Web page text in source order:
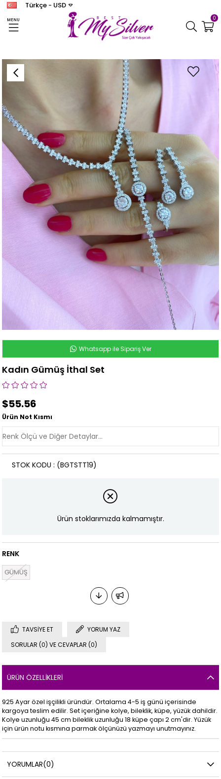
MENU
Türkçe - USD
0
Kadın Gümüş İthal Set
Whatsapp ile Sipariş Ver
Kadın Gümüş İthal Set
$55.56
Ürün Not Kısmı
(BGTSTT19)
STOK KODU
Ürün stoklarımızda kalmamıştır.
RENK
GÜMÜŞ
TAVSIYE ET
YORUM YAZ
SORULAR (0) VE CEVAPLAR (0)
ÜRÜN ÖZELLIKLERI
925 Ayar özel işçilikli üründür. Ortalama 4-5 iş günü içerisinde
kargoya teslim edilir. Set içeriğine kolye, bileklik, küpe, yüzük dahildir.
Kolye uzunluğu 45 cm bileklik uzunluğu 18 küpe çapı 2 cm'dir. Yüzük
için ürün notu kısmına parmak ölçünüzü yazmayı unutmayınız.
YORUMLAR(0)